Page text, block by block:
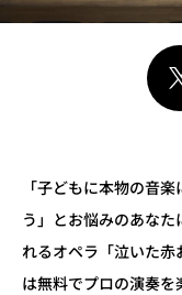
「子どもに本物の音
う」とお悩みのあなた
れるオペラ「泣いた赤
は無料でプロの演奏を